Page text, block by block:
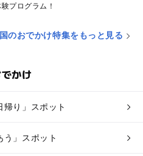
プログラム！
のおでかけ特集をもっと見る
かけ
り」スポット
う」スポット